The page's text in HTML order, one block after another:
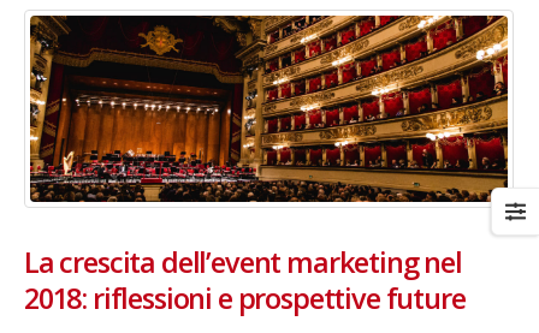
La crescita dell’event marketing nel
2018: riflessioni e prospettive future